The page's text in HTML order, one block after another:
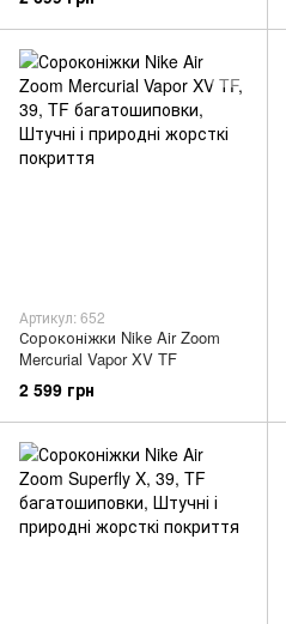
Артикул: 652
Сороконіжки Nike Air Zoom
Mercurial Vapor XV TF
2 599 грн